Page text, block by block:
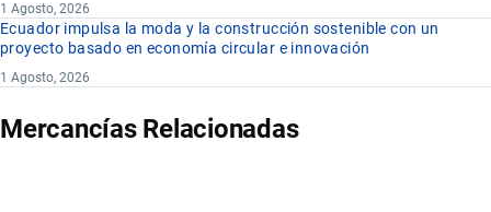
1 Agosto, 2026
Ecuador impulsa la moda y la construcción sostenible con un
proyecto basado en economía circular e innovación
1 Agosto, 2026
Mercancías Relacionadas